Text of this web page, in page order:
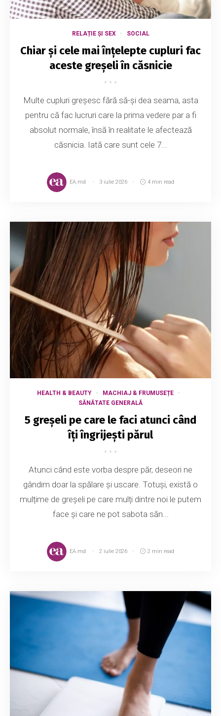
RELAȚIE ȘI SEX SOCIAL
Chiar și cele mai înțelepte cupluri fac
aceste greșeli în căsnicie
Multe cupluri greșesc fără să-și dea seama, asta
pentru că fac lucruri care la prima vedere par a fi
absolut normale, însă în realitate le afectează
căsnicia. Iată care sunt cele 7...
EA.md 3 iulie 2026 4 min read
HEALTH & BEAUTY
MACHIAJ & FRUMUSEȚE
SĂNĂTATE GENERALĂ
5 greșeli pe care le faci atunci când
îți îngrijești părul
Atunci când este vorba despre păr, deseori ne
gândim doar la spălare și uscare. Totuși, există o
mulțime de greșeli pe care mulți dintre noi le putem
face și care ne pot sabota săn...
EA.md 2 iulie 2026 2 min read